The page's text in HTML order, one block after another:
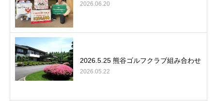
2026.06.20
2026.5.25 熊谷ゴルフクラブ組み合わせ
2026.05.22